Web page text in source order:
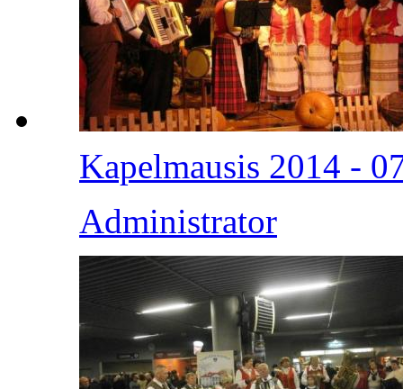
Kapelmausis 2014 -
Administrator